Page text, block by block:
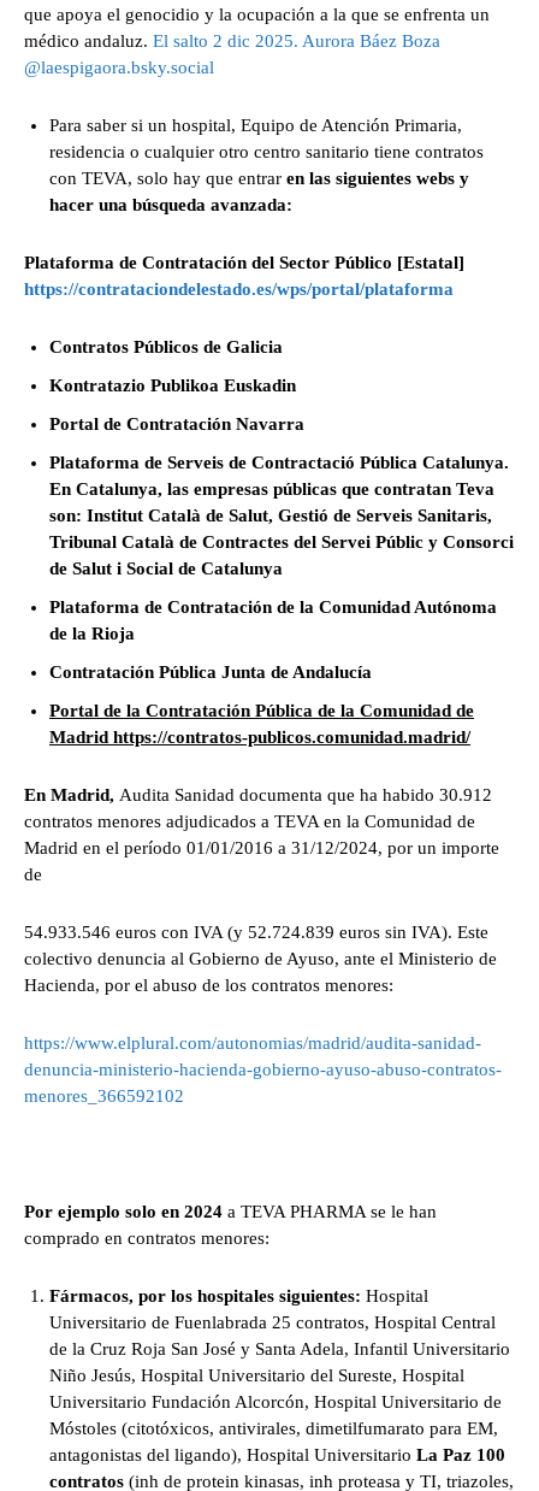
que apoya el genocidio y la ocupación a la que se enfrenta un
médico andaluz. El salto 2 dic 2025. Aurora Báez Boza
@laespigaora.bsky.social
Para saber si un hospital, Equipo de Atención Primaria,
residencia o cualquier otro centro sanitario tiene contratos
con TEVA, solo hay que entrar en las siguientes webs y
hacer una búsqueda avanzada:
Plataforma de Contratación del Sector Público [Estatal]
https://contrataciondelestado.es/wps/portal/plataforma
Contratos Públicos de Galicia
Kontratazio Publikoa Euskadin
Portal de Contratación Navarra
Plataforma de Serveis de Contractació Pública Catalunya.
En Catalunya, las empresas públicas que contratan Teva
son: Institut Català de Salut, Gestió de Serveis Sanitaris,
Tribunal Català de Contractes del Servei Públic y Consorci
de Salut i Social de Catalunya
Plataforma de Contratación de la Comunidad Autónoma
de la Rioja
Contratación Pública Junta de Andalucía
Portal de la Contratación Pública de la Comunidad de
Madrid https://contratos-publicos.comunidad.madrid/
En Madrid, Audita Sanidad documenta que ha habido 30.912
contratos menores adjudicados a TEVA en la Comunidad de
Madrid en el período 01/01/2016 a 31/12/2024, por un importe
de
54.933.546 euros con IVA (y 52.724.839 euros sin IVA). Este
colectivo denuncia al Gobierno de Ayuso, ante el Ministerio de
Hacienda, por el abuso de los contratos menores:
https://www.elplural.com/autonomias/madrid/audita-sanidad-
denuncia-ministerio-hacienda-gobierno-ayuso-abuso-contratos-
menores_366592102
Por ejemplo solo en 2024 a TEVA PHARMA se le han
comprado en contratos menores:
Fármacos, por los hospitales siguientes: Hospital
Universitario de Fuenlabrada 25 contratos, Hospital Central
de la Cruz Roja San José y Santa Adela, Infantil Universitario
Niño Jesús, Hospital Universitario del Sureste, Hospital
Universitario Fundación Alcorcón, Hospital Universitario de
Móstoles (citotóxicos, antivirales, dimetilfumarato para EM,
antagonistas del ligando), Hospital Universitario La Paz 100
contratos (inh de protein kinasas, inh proteasa y TI, triazoles,